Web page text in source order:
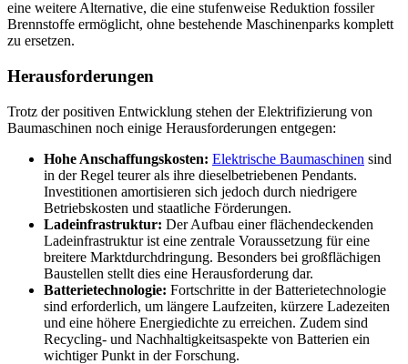
eine weitere Alternative, die eine stufenweise Reduktion fossiler
Brennstoffe ermöglicht, ohne bestehende Maschinenparks komplett
zu ersetzen.
Herausforderungen
Trotz der positiven Entwicklung stehen der Elektrifizierung von
Baumaschinen noch einige Herausforderungen entgegen:
Hohe Anschaffungskosten: Elektrische Baumaschinen sind
in der Regel teurer als ihre dieselbetriebenen Pendants.
Investitionen amortisieren sich jedoch durch niedrigere
Betriebskosten und staatliche Förderungen.
Ladeinfrastruktur: Der Aufbau einer flächendeckenden
Ladeinfrastruktur ist eine zentrale Voraussetzung für eine
breitere Marktdurchdringung. Besonders bei großflächigen
Baustellen stellt dies eine Herausforderung dar.
Batterietechnologie: Fortschritte in der Batterietechnologie
sind erforderlich, um längere Laufzeiten, kürzere Ladezeiten
und eine höhere Energiedichte zu erreichen. Zudem sind
Recycling- und Nachhaltigkeitsaspekte von Batterien ein
wichtiger Punkt in der Forschung.